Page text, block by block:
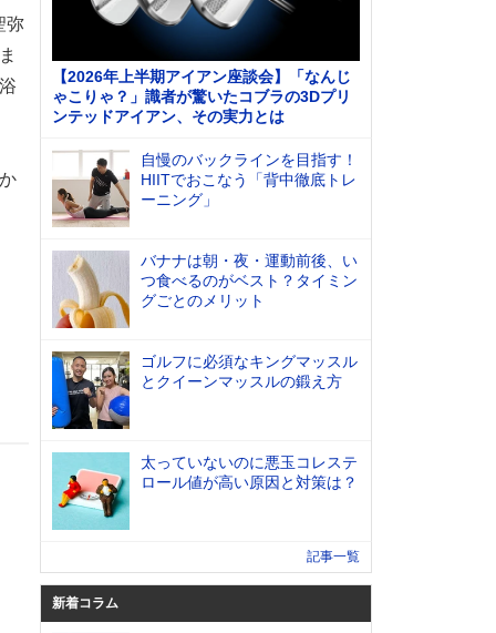
弥
【2026年上半期アイアン座談会】「なんじ
ゃこりゃ？」識者が驚いたコブラの3Dプリ
ンテッドアイアン、その実力とは
自慢のバックラインを目指す！
HIITでおこなう「背中徹底トレ
ーニング」
バナナは朝・夜・運動前後、い
つ食べるのがベスト？タイミン
グごとのメリット
ゴルフに必須なキングマッスル
とクイーンマッスルの鍛え方
太っていないのに悪玉コレステ
ロール値が高い原因と対策は？
記事一覧
新着コラム